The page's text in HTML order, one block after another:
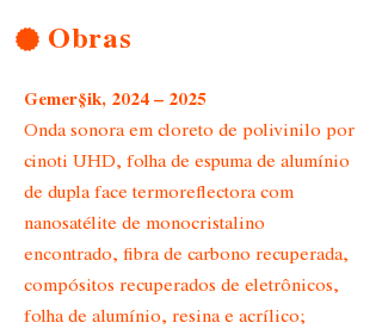
Obras
Gemer§ik, 2024 – 2025
Onda sonora em cloreto de polivinilo por
cinoti UHD, folha de espuma de alumínio
de dupla face termoreflectora com
nanosatélite de monocristalino
encontrado, fibra de carbono recuperada,
compósitos recuperados de eletrônicos,
folha de alumínio, resina e acrílico;